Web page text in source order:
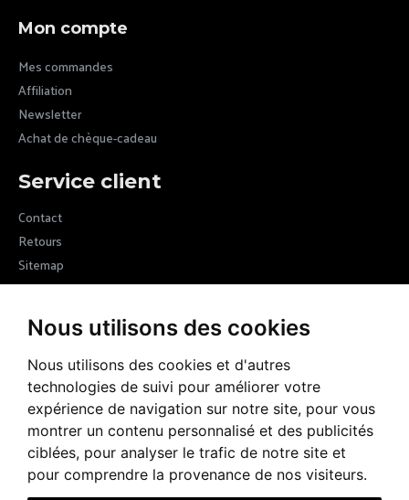
Nous utilisons des cookies
Nous utilisons des cookies et d'autres
technologies de suivi pour améliorer votre
expérience de navigation sur notre site, pour vous
montrer un contenu personnalisé et des publicités
ciblées, pour analyser le trafic de notre site et
pour comprendre la provenance de nos visiteurs.
Mon compte
Mes commandes
Affiliation
Newsletter
Achat de chèque-cadeau
Service client
Contact
Retours
Sitemap
Newsletter
Devenez membre de la communauté Margot VII en vous inscrivant
à nos newsletters et recevez les nouvelles de la marque
J’ai lu et accepté la rubriqueRGPD